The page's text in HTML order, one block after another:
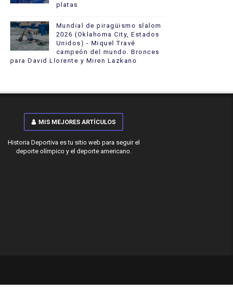
platas
Mundial de piragüismo slalom
2026 (Oklahoma City, Estados
Unidos) - Miquel Travé
campeón del mundo. Bronces
para David Llorente y Miren Lazkano
MIS MEJORES ARTÍCULOS
Historia Deportiva es tu sitio web para seguir el
deporte olímpico y el deporte americano.